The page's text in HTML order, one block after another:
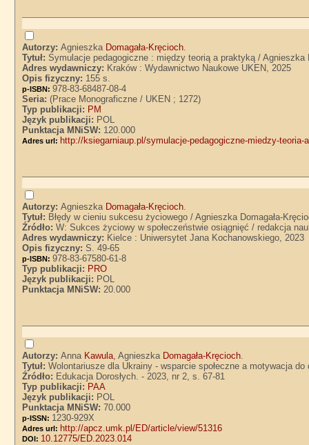
Autorzy:Agnieszka Domagała-Kręcioch.
Tytuł:Symulacje pedagogiczne : między teorią a praktyką / Agnieszka
Adres wydawniczy: Kraków : Wydawnictwo Naukowe UKEN, 2025
Opis fizyczny: 155 s.
p-ISBN:978-83-68487-08-4
Seria:(Prace Monograficzne / UKEN ; 1272)
Typ publikacji: PM
Język publikacji: POL
Punktacja MNiSW: 120.000
Adres url: http://ksiegarniaup.pl/symulacje-pedagogiczne-miedzy-teoria-
Autorzy:Agnieszka Domagała-Kręcioch.
Tytuł: Błędy w cieniu sukcesu życiowego / Agnieszka Domagała-
Źródło:W: Sukces życiowy w społeczeństwie osiągnięć / redakcja
Adres wydawniczy: Kielce : Uniwersytet Jana Kochanowskiego, 2023
Opis fizyczny:S. 49-65
p-ISBN:978-83-67580-61-8
Typ publikacji: PRO
Język publikacji: POL
Punktacja MNiSW:20.000
Autorzy:Anna Kawula, Agnieszka Domagała-Kręcioch.
Tytuł:Wolontariusze dla Ukrainy - wsparcie społeczne a motywacja
Źródło: Edukacja Dorosłych. - 2023, nr 2, s. 67-81
Typ publikacji: PAA
Język publikacji: POL
Punktacja MNiSW:70.000
p-ISSN: 1230-929X
Adres url: http://apcz.umk.pl/ED/article/view/51316
DOI: 10.12775/ED.2023.014